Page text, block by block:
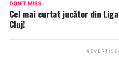
DON'T MISS
Cel mai curtat jucător din
Cluj!